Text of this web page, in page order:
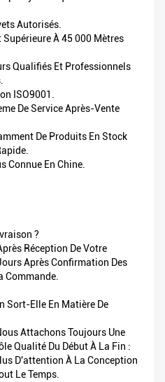
Autorisés.
Supérieure À 45 000 Mètres
Qualifiés Et Professionnels
ISO9001.
De Service Après-Vente
De Produits En Stock
Connue En Chine.
?
Réception De Votre
Après Confirmation Des
Commande.
Sort-Elle En Matière De
Attachons Toujours Une
Qualité Du Début À La Fin :
D'attention À La Conception
Le Temps.